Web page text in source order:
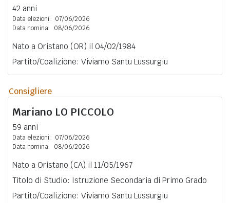
42 anni
Data elezioni:
07/06/2026
Data nomina:
08/06/2026
Nato a Oristano (OR) il 04/02/1984
Partito/Coalizione: Viviamo Santu Lussurgiu
Consigliere
Mariano LO PICCOLO
59 anni
Data elezioni:
07/06/2026
Data nomina:
08/06/2026
Nato a Oristano (CA) il 11/05/1967
Titolo di Studio: Istruzione Secondaria di Primo Grado
Partito/Coalizione: Viviamo Santu Lussurgiu